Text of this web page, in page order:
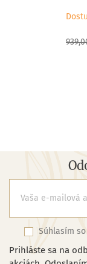
cena
Súhlasím so
Prihláste sa na